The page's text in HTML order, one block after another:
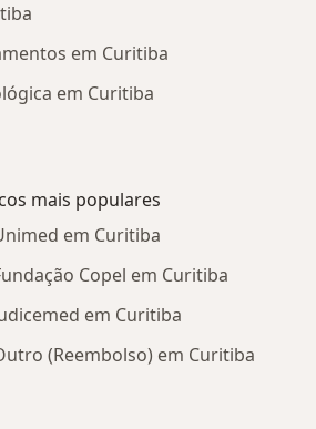
em Curitiba
em Curitiba
mais populares
em Curitiba
Copel em Curitiba
em Curitiba
(Reembolso) em Curitiba